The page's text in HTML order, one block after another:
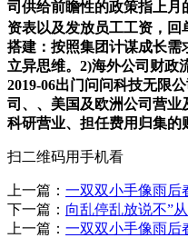
司供给前瞻性的政策指上
资表以及发放员工工资，
搭建：按照集团计谋成长需
立异思维。2)海外公司财政
2019-06出门问问科技无限
司、、美国及欧洲公司营业
科研营业、担任费用归集的
扫二维码用手机看
上一篇： 一双双小手像雨后
下一篇： 向乱停乱放说不”
上一篇： 一双双小手像雨后